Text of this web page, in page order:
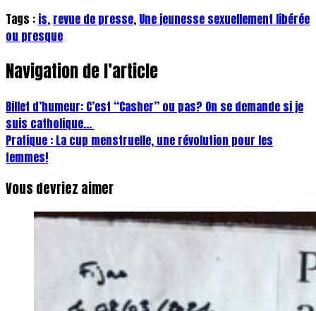
Tags : is, revue de presse, Une jeunesse sexuellement libérée
ou presque
Navigation de l’article
Billet d’humeur: C’est “Casher” ou pas? On se demande si je
suis catholique…
Pratique : La cup menstruelle, une révolution pour les
femmes!
Vous devriez aimer